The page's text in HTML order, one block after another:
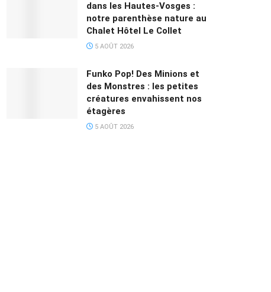
dans les Hautes-Vosges :
notre parenthèse nature au
Chalet Hôtel Le Collet
5 AOÛT 2026
Funko Pop! Des Minions et
des Monstres : les petites
créatures envahissent nos
étagères
5 AOÛT 2026